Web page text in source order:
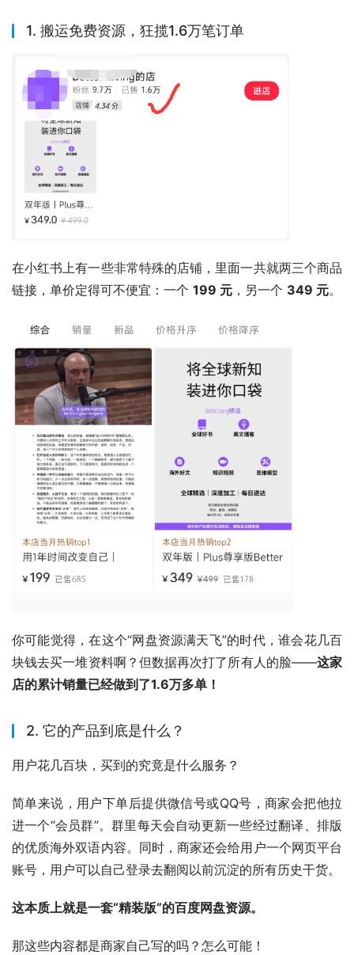
1. 搬运免费资源，狂揽1.6万笔订单
在小红书上有一些非常特殊的店铺，里面一共就两三个商品
链接，单价定得可不便宜：一个 199 元 ，另一个 349 元。
你可能觉得，在这个“网盘资源满天飞”的时代，谁会花几百
块钱去买一堆资料啊？但数据再次打了所有人的脸——这家
店的累计销量已经做到了1.6万多单！
2. 它的产品到底是什么？
用户花几百块，买到的究竟是什么服务？
简单来说，用户下单后提供微信号或QQ号，商家会把他拉
进一个“会员群”。群里每天会自动更新一些经过翻译、排版
的优质海外双语内容。同时，商家还会给用户一个网页平台
账号，用户可以自己登录去翻阅以前沉淀的所有历史干货。
这本质上就是一套“精装版”的百度网盘资源。
那这些内容都是商家自己写的吗？怎么可能！